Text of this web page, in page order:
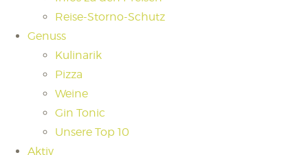
Reise-Storno-Schutz
Genuss
Kulinarik
Pizza
Weine
Gin Tonic
Unsere Top 10
Aktiv